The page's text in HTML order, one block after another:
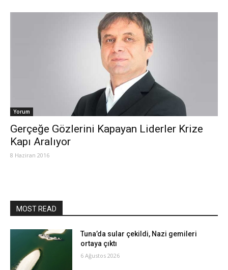
Yorum
Gerçeğe Gözlerini Kapayan Liderler Krize
Kapı Aralıyor
8 Haziran 2016
MOST READ
Tuna’da sular çekildi, Nazi gemileri
ortaya çıktı
6 Ağustos 2026